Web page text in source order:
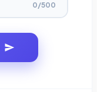
0/500